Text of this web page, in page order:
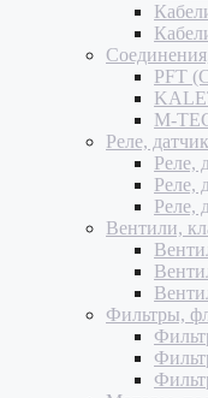
PFT
M-
Реле,
Реле,
Реле,
Реле,
Вентили,
Фильтры,